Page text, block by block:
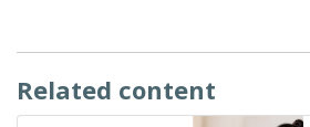
Related content